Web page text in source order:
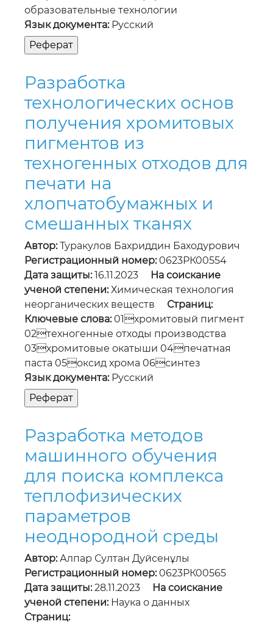
образовательные технологии
Язык документа:Русский
Разработка
технологических основ
получения хромитовых
пигментов из
техногенных отходов для
печати на
хлопчатобумажных и
смешанных тканях
Автор:Туракулов Бахриддин Баходурович
Регистрационный номер:0623РК00554
Дата защиты:16.11.2023
На соискание
ученой степени:Химическая технология
неорганических веществ Страниц:
Ключевые слова:01хромитовый пигмент
02техногенные отходы производства
03хромитовые окатыши 04печатная
паста 05оксид хрома 06синтез
Язык документа:Русский
Разработка методов
машинного обучения
для поиска комплекса
теплофизических
параметров
неоднородной среды
Автор:Алпар Султан Дуйсенұлы
Регистрационный номер:0623РК00565
Дата защиты:28.11.2023
На соискание
ученой степени:Наука о данных
Страниц: